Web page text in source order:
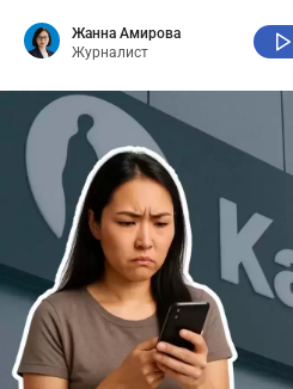
Жанна Амирова
Журналист